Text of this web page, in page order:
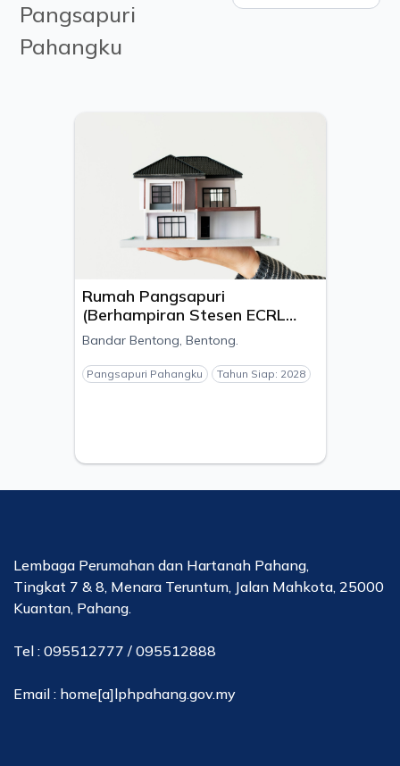
Pangsapuri
Pahangku
Rumah Pangsapuri
(Berhampiran Stesen ECRL
Bentong)
Bandar Bentong, Bentong.
Pangsapuri Pahangku Tahun Siap: 2028
Lembaga Perumahan dan Hartanah Pahang,
Tingkat 7 & 8, Menara Teruntum, Jalan Mahkota, 25000
Kuantan, Pahang.
Tel : 095512777 / 095512888
Email : home[a]lphpahang.gov.my